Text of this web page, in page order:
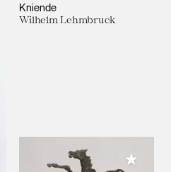
Kniende
Wilhelm Lehmbruck
Sammlung hinzufügen
Meiner